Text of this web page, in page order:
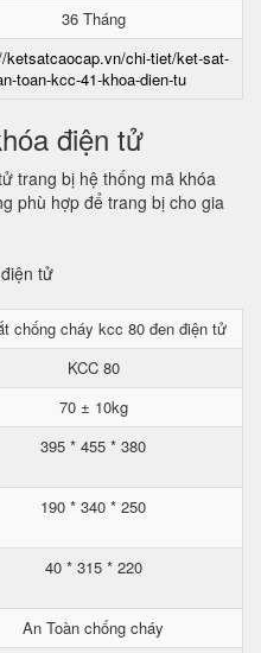
36 Tháng
ketsatcaocap.vn/chi-tiet/ket-sat-
toan-kcc-41-khoa-dien-tu
điện tử
trang bị hệ thống mã khóa
phù hợp để trang bị cho gia
chống cháy kcc 80 đen điện tử
KCC 80
70 ± 10kg
395 * 455 * 380
190 * 340 * 250
40 * 315 * 220
An Toàn chống cháy